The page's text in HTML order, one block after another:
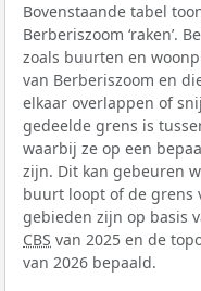
Bovenstaande tabel
Berberiszoom ‘raken’.
zoals buurten en
van Berberiszoom en
elkaar overlappen of
gedeelde grens is
waarbij ze op een
zijn. Dit kan gebeuren
buurt loopt of de grens
gebieden zijn op basis
CBS van 2025 en de
van 2026 bepaald.